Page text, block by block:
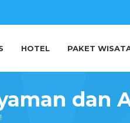
HOTEL PAKET
dan